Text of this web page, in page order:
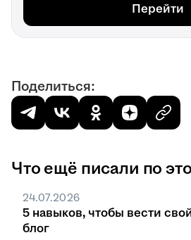
Перейти
Поделиться:
Что ещё писали по
24.07.2026
5 навыков, чтобы вести
блог